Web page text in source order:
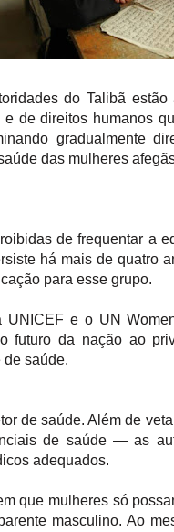
do Talibã
de direitos humanos
gradualmente
das mulheres
de frequentar a
há mais de quatro
para esse grupo.
UNICEF e o UN
futuro da nação ao
saúde.
de saúde. Além de
de saúde — as
adequados.
que mulheres só
masculino. Ao